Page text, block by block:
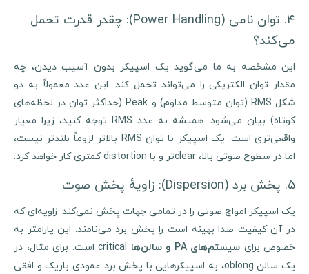
۴. توان نامی (Power Handling): چقدر قدرت تحمل
می‌کند؟
این مشخصه به ما می‌گوید یک اسپیکر بدون آسیب دیدن، چه
مقدار توان الکتریکی را می‌تواند تحمل کند. این عدد معمولاً به دو
شکل RMS (توان متوسط مداوم) و Peak (حداکثر توان در لحظه‌های
کوتاه) بیان می‌شود. همیشه به عدد RMS توجه کنید، زیرا معیار
واقعی‌تری است. یک اسپیکر با توان RMS بالاتر لزوماً بلندتر نیست،
اما در سطوح صوتی بالا، clearتر و با distortion کمتری کار خواهد کرد.
یک اسپیکر امواج صوتی را در تمامی جهات پخش نمی‌کند. زاویه‌ای که
در آن کیفیت صدا بهینه است را پخش برد می‌نامند. این پارامتر به
خصوص برایسیستم‌هایPA و سالن‌ها
critical است. برای مثال، در
یک سالن oblong، به اسپیکرهایی با پخش برد عمودی باریک و افقی